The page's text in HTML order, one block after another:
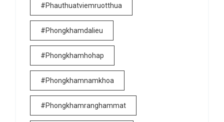
#phauthuatviemruotthua
#phongkhamdalieu
#phongkhamhohap
#phongkhamnamkhoa
#phongkhamranghammat